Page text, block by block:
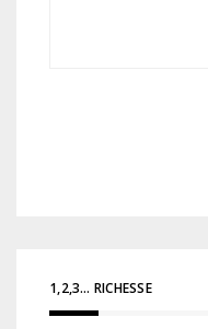
1,2,3… RICHESSE